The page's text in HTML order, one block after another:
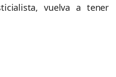
vuelva a tener